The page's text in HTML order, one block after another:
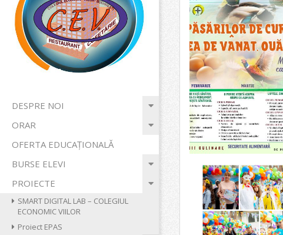
ECONOMIC
"VIILOR"
Primary
Menu
DESPRE NOI
ORAR
OFERTA EDUCAȚIONALĂ
BURSE ELEVI
PROIECTE
SMART DIGITAL LAB – COLEGIUL
ECONOMIC VIILOR
Proiect EPAS